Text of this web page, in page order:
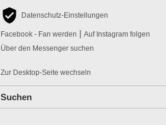
Datenschutz-Einstellungen
Facebook - Fan werden | Auf Instagram folgen
Über den Messenger suchen
Zur Desktop-Seite wechseln
Suchen